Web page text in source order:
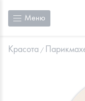
Меню
Красота